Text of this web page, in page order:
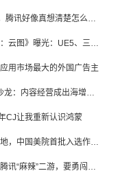
推出多款“神人”游戏后，腾讯好像真想清楚怎么做二次元了
金韬创业项目《阴阳师：云图》曝光：UE5、三端互通、ARPG
用市场最大的外国广告主
2026 TikTok游戏出海沙龙：内容经营成出海增长新引擎
CJ让我重新认识鸿蒙
腾讯游戏百万奖学金落地，中国美院首批入选作品获业内关注
百人团队、研发三年：腾讯“麻辣”二游，要勇闯男性恋爱市场